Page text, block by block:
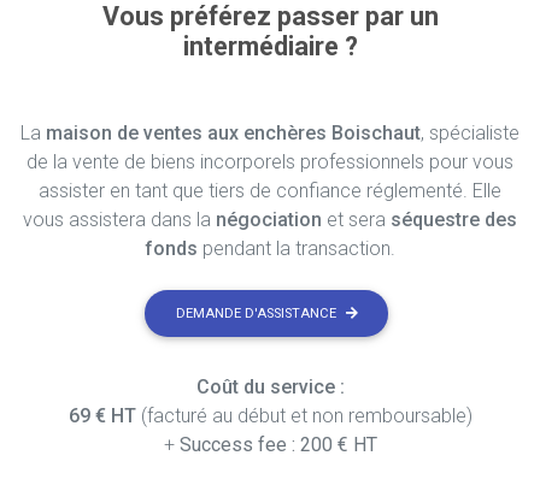
Vous préférez passer par un
intermédiaire ?
La maison de ventes aux enchères Boischaut, spécialiste
de la vente de biens incorporels professionnels pour vous
assister en tant que tiers de confiance réglementé. Elle
vous assistera dans la négociation et sera séquestre des
fonds pendant la transaction.
DEMANDE D'ASSISTANCE
Coût du service :
69 € HT(facturé au début et non remboursable)
+ Success fee : 200 € HT